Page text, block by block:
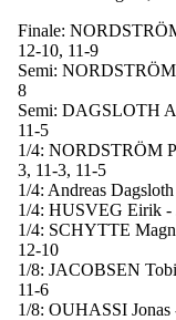
Finale:
12-10, 11-9
Semi:
8
Semi: DAGSLOTH
11-5
1/4: NORDSTRÖM
3, 11-3, 11-5
1/4: Andreas
1/4: HUSVEG Eirik -
1/4: SCHYTTE
12-10
1/8: JACOBSEN
11-6
1/8: OUHASSI